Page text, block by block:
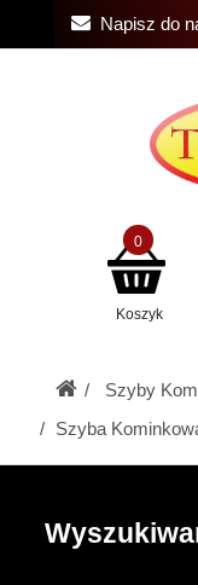
Napisz do
Koszyk
0
Szyby
Szyba